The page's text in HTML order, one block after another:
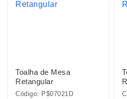
Toalha de Mesa
Retangular
Código: P$07021D